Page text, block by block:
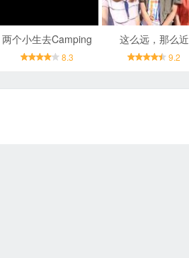
两个小生去Camping
8.3
这么远，那么近
9.2